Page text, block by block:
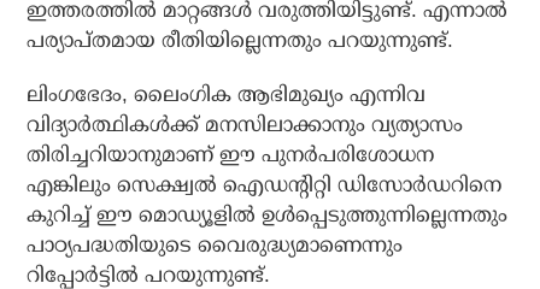
ഇത്തരത്തില്‍ മാറ്റങ്ങള്‍ വരുത്തിയിട്ടുണ്ട്. എന്നാല്‍
പര്യാപ്തമായ രീതിയില്ലെന്നതും പറയുന്നുണ്ട്.
ലിംഗഭേദം, ലൈംഗിക ആഭിമുഖ്യം എന്നിവ
വിദ്യാര്‍ത്ഥികള്‍ക്ക് മനസിലാക്കാനും വ്യത്യാസം
തിരിച്ചറിയാനുമാണ് ഈ പുനര്‍പരിശോധന
എങ്കിലും സെക്ഷ്വല്‍ ഐഡന്റിറ്റി ഡിസോര്‍ഡറിനെ
കുറിച്ച് ഈ മൊഡ്യൂളില്‍ ഉള്‍പ്പെടുത്തുന്നില്ലെന്നതും
പാഠ്യപദ്ധതിയുടെ വൈരുദ്ധ്യമാണെന്നും
റിപ്പോര്‍ട്ടില്‍ പറയുന്നുണ്ട്.